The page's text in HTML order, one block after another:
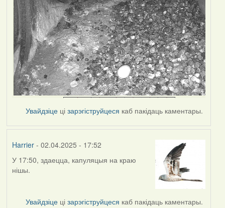
Увайдзіце цізарэгіструйцеся каб пакідаць каментары.
Harrier- 02.04.2025 - 17:52
У 17:50, здаецца, капуляцыя на краю
нішы.
Увайдзіце цізарэгіструйцеся каб пакідаць каментары.